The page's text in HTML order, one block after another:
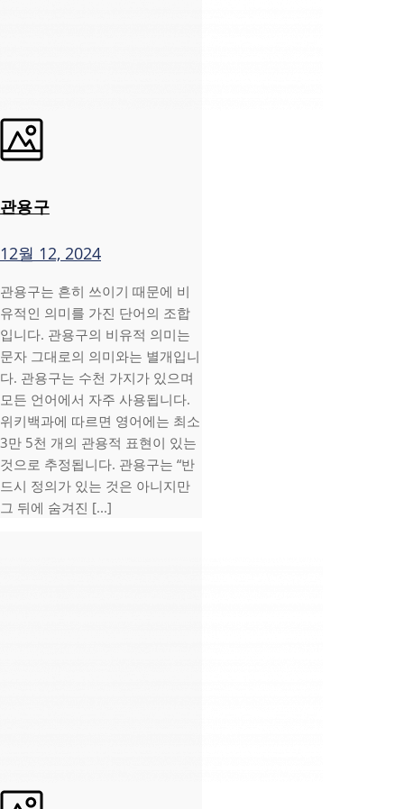
관용구
12월 12, 2024
관용구는 흔히 쓰이기 때문에 비
유적인 의미를 가진 단어의 조합
입니다. 관용구의 비유적 의미는
문자 그대로의 의미와는 별개입니
다. 관용구는 수천 가지가 있으며
모든 언어에서 자주 사용됩니다.
위키백과에 따르면 영어에는 최소
3만 5천 개의 관용적 표현이 있는
것으로 추정됩니다. 관용구는 “반
드시 정의가 있는 것은 아니지만
그 뒤에 숨겨진 [...]